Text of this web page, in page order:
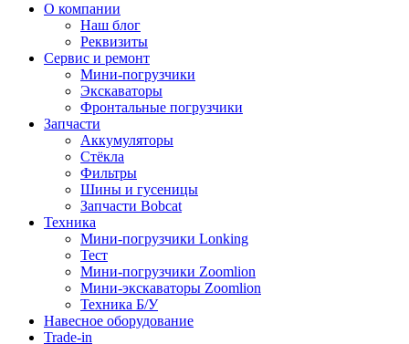
О компании
Наш блог
Реквизиты
Сервис и ремонт
Мини-погрузчики
Экскаваторы
Фронтальные погрузчики
Запчасти
Аккумуляторы
Стёкла
Фильтры
Шины и гусеницы
Запчасти Bobcat
Техника
Мини-погрузчики Lonking
Тест
Мини-погрузчики Zoomlion
Мини-экскаваторы Zoomlion
Техника Б/У
Навесное оборудование
Trade-in